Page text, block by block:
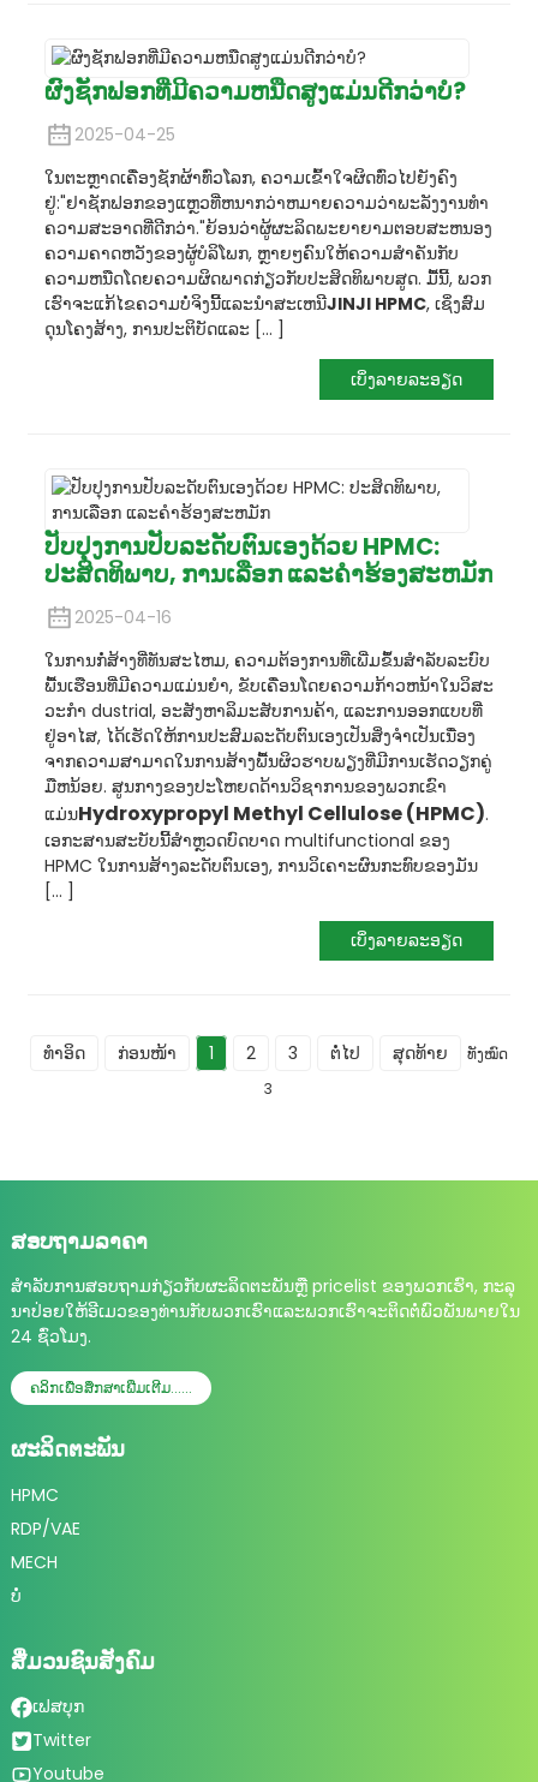
ຜົງຊັກຟອກທີ່ມີຄວາມຫນືດສູງແມ່ນດີກວ່າບໍ?
2025-04-25
ໃນຕະຫຼາດເຄື່ອງຊັກຜ້າທົ່ວໂລກ, ຄວາມເຂົ້າໃຈຜິດທົ່ວໄປຍັງຄົງ
ຢູ່:"ຢາຊັກຟອກຂອງແຫຼວທີ່ຫນາກວ່າຫມາຍຄວາມວ່າພະລັງງານທໍາ
ຄວາມສະອາດທີ່ດີກວ່າ."ຍ້ອນວ່າຜູ້ຜະລິດພະຍາຍາມຕອບສະຫນອງ
ຄວາມຄາດຫວັງຂອງຜູ້ບໍລິໂພກ, ຫຼາຍໆຄົນໃຫ້ຄວາມສໍາຄັນກັບ
ຄວາມຫນືດໂດຍຄວາມຜິດພາດກ່ຽວກັບປະສິດທິພາບສູດ. ມື້​ນີ້, ພວກ​
ເຮົາ​ຈະ​ແກ້​ໄຂ​ຄວາມ​ບໍ່​ຈິງ​ນີ້​ແລະ​ນໍາ​ສະ​ເຫນີ​JINJI HPMC, ເຊິ່ງສົມ
ດຸນໂຄງສ້າງ, ການປະຕິບັດແລະ [... ]
ເບິ່ງລາຍລະອຽດ
ປັບປຸງການປັບລະດັບຕົນເອງດ້ວຍ HPMC:
ປະສິດທິພາບ, ການເລືອກ ແລະຄໍາຮ້ອງສະຫມັກ
2025-04-16
ໃນການກໍ່ສ້າງທີ່ທັນສະໄຫມ, ຄວາມຕ້ອງການທີ່ເພີ່ມຂຶ້ນສໍາລັບລະບົບ
ພື້ນເຮືອນທີ່ມີຄວາມແມ່ນຍໍາ, ຂັບເຄື່ອນໂດຍຄວາມກ້າວຫນ້າໃນວິສະ
ວະກໍາ dustrial, ອະສັງຫາລິມະສັບການຄ້າ, ແລະການອອກແບບທີ່
ຢູ່ອາໄສ, ໄດ້ເຮັດໃຫ້ການປະສົມລະດັບຕົນເອງເປັນສິ່ງຈໍາເປັນເນື່ອງ
ຈາກຄວາມສາມາດໃນການສ້າງພື້ນຜິວຮາບພຽງທີ່ມີການເຮັດວຽກຄູ່
ມືຫນ້ອຍ. ສູນກາງຂອງປະໂຫຍດດ້ານວິຊາການຂອງພວກເຂົາ
ແມ່ນHydroxypropyl Methyl Cellulose (HPMC).
ເອກະສານສະບັບນີ້ສໍາຫຼວດບົດບາດ multifunctional ຂອງ
HPMC ໃນການສ້າງລະດັບຕົນເອງ, ການວິເຄາະຜົນກະທົບຂອງມັນ
[... ]
ເບິ່ງລາຍລະອຽດ
ທໍາອິດ ກ່ອນໜ້າ 1 2 3 ຕໍ່ໄປ ສຸດທ້າຍ
ທັງໝົດ
3
ສອບຖາມລາຄາ
ສໍາ​ລັບ​ການ​ສອບ​ຖາມ​ກ່ຽວ​ກັບ​ຜະ​ລິດ​ຕະ​ພັນ​ຫຼື pricelist ຂອງ​ພວກ​ເຮົາ​, ກະ​ລຸ​
ນາ​ປ່ອຍ​ໃຫ້​ອີ​ເມວ​ຂອງ​ທ່ານ​ກັບ​ພວກ​ເຮົາ​ແລະ​ພວກ​ເຮົາ​ຈະ​ຕິດ​ຕໍ່​ພົວ​ພັນ​ພາຍ​ໃນ
24 ຊົ່ວ​ໂມງ​.
ຄລິກເພື່ອສຶກສາເພີ່ມເຕີມ......
ຜະ​ລິດ​ຕະ​ພັນ
HPMC
RDP/VAE
MECH
ບໍ່
ສື່ມວນຊົນສັງຄົມ
ເຟສບຸກ
Twitter
Youtube